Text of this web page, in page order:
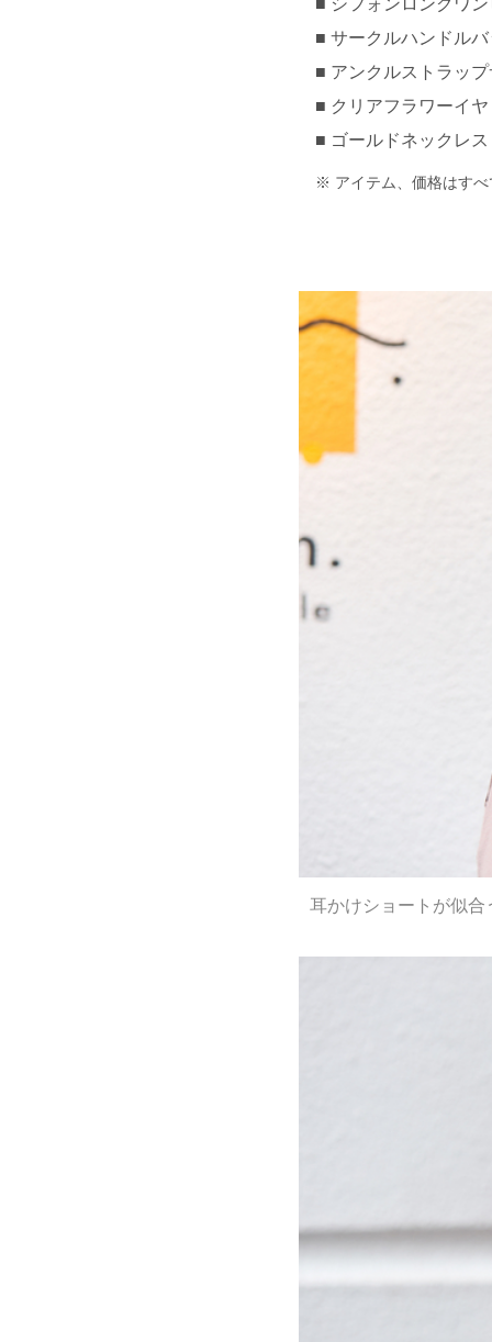
シフォンロングワ
サークルハンドル
アンクルストラッ
クリアフラワーイ
ゴールドネックレ
アイテム、価格はす
耳かけショートが似